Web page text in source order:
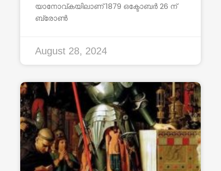
യാനോവ്കയിലാണ് 1879 ഒക്ടോബർ 26 ന്
ബ്രോൺ
August 28, 2024